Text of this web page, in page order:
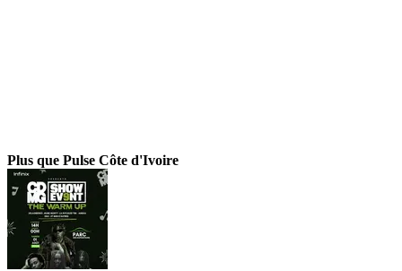
Plus que Pulse Côte d'Ivoire